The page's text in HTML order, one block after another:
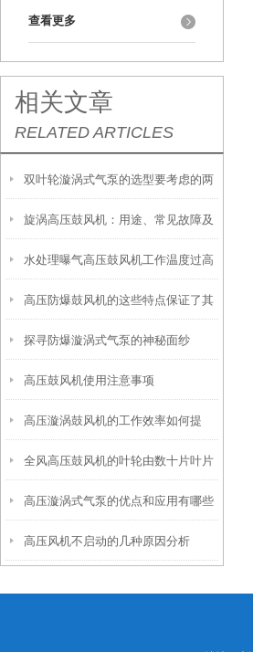
查看更多
相关文章
RELATED ARTICLES
双叶轮漩涡式气泵的选型要考虑的两
大因素
旋涡高压鼓风机：用途、常见故障及
处理方法
水处理曝气高压鼓风机工作温度过高
的原因和应对措施
高压防爆鼓风机的这些特点保证了其
实际使用效果
探寻防爆漩涡式气泵的神秘面纱
高压鼓风机使用注意事项
高压漩涡鼓风机的工作效率如何提
高？
全风高压鼓风机的叶轮由数十片叶片
组成
高压漩涡式气泵的优点和应用有哪些
呢？
高压风机不启动的几种原因分析